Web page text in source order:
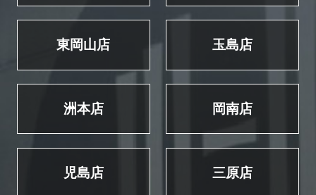
東岡山店 玉島店
洲本店 岡南店
児島店 三原店